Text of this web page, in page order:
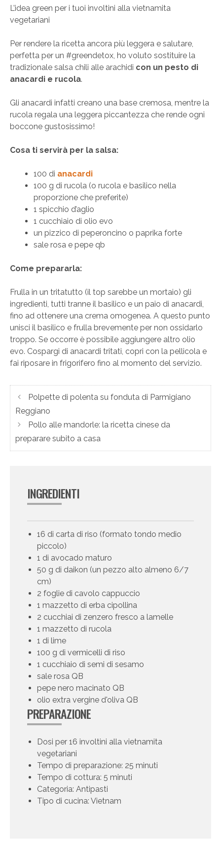
L’idea green per i tuoi involtini alla vietnamita
vegetariani
Per rendere la ricetta ancora più leggera e salutare,
perfetta per un #greendetox, ho voluto sostituire la
tradizionale salsa chili alle arachidi con un pesto di
anacardi e rucola.
Gli anacardi infatti creano una base cremosa, mentre la
rucola regala una leggera piccantezza che rende ogni
boccone gustosissimo!
Cosa ti servirà per la salsa:
100 di anacardi
100 g di rucola (o rucola e basilico nella
proporzione che preferite)
1 spicchio d’aglio
1 cucchiaio di olio evo
un pizzico di peperoncino o paprika forte
sale rosa e pepe qb
Come prepararla:
Frulla in un tritatutto (il top sarebbe un mortaio) gli
ingredienti, tutti tranne il basilico e un paio di anacardi,
fino ad ottenere una crema omogenea. A questo punto
unisci il basilico e frulla brevemente per non ossidarlo
troppo. Se occorre è possibile aggiungere altro olio
evo. Cospargi di anacardi tritati, copri con la pellicola e
fai riposare in frigorifero fino al momento del servizio.
Polpette di polenta su fonduta di Parmigiano
Reggiano
Pollo alle mandorle: la ricetta cinese da
preparare subito a casa
INGREDIENTI
16 di carta di riso (formato tondo medio
piccolo)
1 di avocado maturo
50 g di daikon (un pezzo alto almeno 6/7
cm)
2 foglie di cavolo cappuccio
1 mazzetto di erba cipollina
2 cucchiai di zenzero fresco a lamelle
1 mazzetto di rucola
1 di lime
100 g di vermicelli di riso
1 cucchiaio di semi di sesamo
sale rosa QB
pepe nero macinato QB
olio extra vergine d'oliva QB
PREPARAZIONE
Dosi per 16 involtini alla vietnamita
vegetariani
Tempo di preparazione: 25 minuti
Tempo di cottura: 5 minuti
Categoria: Antipasti
Tipo di cucina: Vietnam